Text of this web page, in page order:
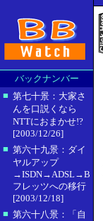
バックナンバー
■ 第七十景：大家さ
んを口説くなら
NTTにおまかせ!?
[2003/12/26]
■ 第六十九景：ダイ
ヤルアップ
→ISDN→ADSL→B
フレッツへの移行
[2003/12/18]
■ 第六十八景：「自